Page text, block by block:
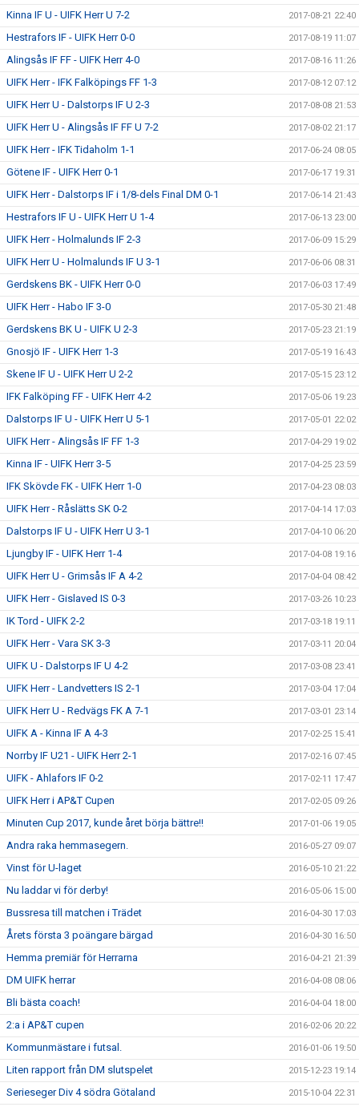
Kinna IF U - UIFK Herr U 7-2 2017-08-21 22:40
Hestrafors IF - UIFK Herr 0-0 2017-08-19 11:07
Alingsås IF FF - UIFK Herr 4-0 2017-08-16 11:26
UIFK Herr - IFK Falköpings FF 1-3 2017-08-12 07:12
UIFK Herr U - Dalstorps IF U 2-3 2017-08-08 21:53
UIFK Herr U - Alingsås IF FF U 7-2 2017-08-02 21:17
UIFK Herr - IFK Tidaholm 1-1 2017-06-24 08:05
Götene IF - UIFK Herr 0-1 2017-06-17 19:31
UIFK Herr - Dalstorps IF i 1/8-dels Final DM 0-1 2017-06-14 21:43
Hestrafors IF U - UIFK Herr U 1-4 2017-06-13 23:00
UIFK Herr - Holmalunds IF 2-3 2017-06-09 15:29
UIFK Herr U - Holmalunds IF U 3-1 2017-06-06 08:31
Gerdskens BK - UIFK Herr 0-0 2017-06-03 17:49
UIFK Herr - Habo IF 3-0 2017-05-30 21:48
Gerdskens BK U - UIFK U 2-3 2017-05-23 21:19
Gnosjö IF - UIFK Herr 1-3 2017-05-19 16:43
Skene IF U - UIFK Herr U 2-2 2017-05-15 23:12
IFK Falköping FF - UIFK Herr 4-2 2017-05-06 19:23
Dalstorps IF U - UIFK Herr U 5-1 2017-05-01 22:02
UIFK Herr - Alingsås IF FF 1-3 2017-04-29 19:02
Kinna IF - UIFK Herr 3-5 2017-04-25 23:59
IFK Skövde FK - UIFK Herr 1-0 2017-04-23 08:03
UIFK Herr - Råslätts SK 0-2 2017-04-14 17:03
Dalstorps IF U - UIFK Herr U 3-1 2017-04-10 06:20
Ljungby IF - UIFK Herr 1-4 2017-04-08 19:16
UIFK Herr U - Grimsås IF A 4-2 2017-04-04 08:42
UIFK Herr - Gislaved IS 0-3 2017-03-26 10:23
IK Tord - UIFK 2-2 2017-03-18 19:11
UIFK Herr - Vara SK 3-3 2017-03-11 20:04
UIFK U - Dalstorps IF U 4-2 2017-03-08 23:41
UIFK Herr - Landvetters IS 2-1 2017-03-04 17:04
UIFK Herr U - Redvägs FK A 7-1 2017-03-01 23:14
UIFK A - Kinna IF A 4-3 2017-02-25 15:41
Norrby IF U21 - UIFK Herr 2-1 2017-02-16 07:45
UIFK - Ahlafors IF 0-2 2017-02-11 17:47
UIFK Herr i AP&T Cupen 2017-02-05 09:26
Minuten Cup 2017, kunde året börja bättre!! 2017-01-06 19:05
Andra raka hemmasegern. 2016-05-27 09:07
Vinst för U-laget 2016-05-10 21:22
Nu laddar vi för derby! 2016-05-06 15:00
Bussresa till matchen i Trädet 2016-04-30 17:03
Årets första 3 poängare bärgad 2016-04-30 16:50
Hemma premiär för Herrarna 2016-04-21 21:39
DM UIFK herrar 2016-04-08 08:06
Bli bästa coach! 2016-04-04 18:00
2:a i AP&T cupen 2016-02-06 20:22
Kommunmästare i futsal. 2016-01-06 19:50
Liten rapport från DM slutspelet 2015-12-23 19:14
Serieseger Div 4 södra Götaland 2015-10-04 22:31